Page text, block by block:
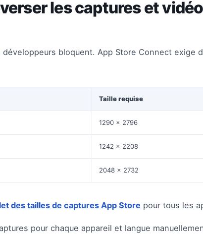
les captures et
développeurs bloquent. App Store Connect exige
Taille requise
1290 x 2796
1242 x 2208
2048 x 2732
des tailles de captures App Store pour tous les
pour chaque appareil et langue